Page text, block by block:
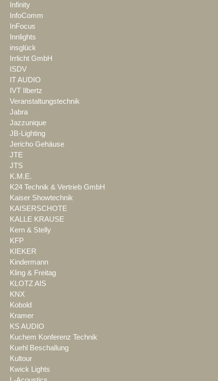
Infinity
InfoComm
InFocus
Innlights
insglück
Irrlicht GmbH
ISDV
IT AUDIO
IVT Ilbertz
Veranstaltungstechnik
Jabra
Jazzunique
JB-Lighting
Jericho Gehäuse
JTE
JTS
K.M.E.
K24 Technik & Vertrieb GmbH
Kaiser Showtechnik
KAISERSCHOTE
KALLE KRAUSE
Kern & Stelly
KFP
KIEKER
Kindermann
Kling & Freitag
KLOTZ AIS
KNX
Kobold
Kramer
KS AUDIO
Kuchem Konferenz Technik
Kuehl Beschallung
Kultour
Kwick Lights